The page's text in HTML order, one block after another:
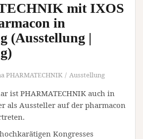
mit IXOS
in
(Ausstellung |
PHARMATECHNIK Ausstellung
ist PHARMATECHNIK auch in
als Aussteller auf der pharmacon
Kongresses